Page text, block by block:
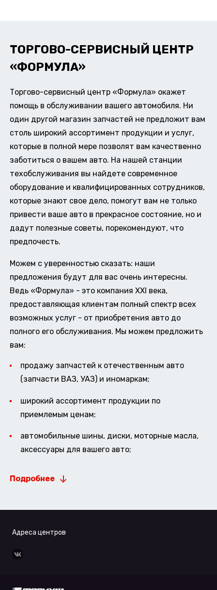
ТОРГОВО-СЕРВИСНЫЙ ЦЕНТР
«ФОРМУЛА»
Торгово-сервисный центр «Формула» окажет
помощь в обслуживании вашего автомобиля. Ни
один другой магазин запчастей не предложит вам
столь широкий ассортимент продукции и услуг,
которые в полной мере позволят вам качественно
заботиться о вашем авто. На нашей станции
техобслуживания вы найдете современное
оборудование и квалифицированных сотрудников,
которые знают свое дело, помогут вам не только
привести ваше авто в прекрасное состояние, но и
дадут полезные советы, порекомендуют, что
предпочесть.
Можем с уверенностью сказать: наши
предложения будут для вас очень интересны.
Ведь «Формула» - это компания XXI века,
предоставляющая клиентам полный спектр всех
возможных услуг - от приобретения авто до
полного его обслуживания. Мы можем предложить
вам:
продажу запчастей к отечественным авто
(запчасти ВАЗ, УАЗ) и иномаркам;
широкий ассортимент продукции по
приемлемым ценам;
автомобильные шины, диски, моторные масла,
аксессуары для вашего авто;
Подробнее
Адреса центров